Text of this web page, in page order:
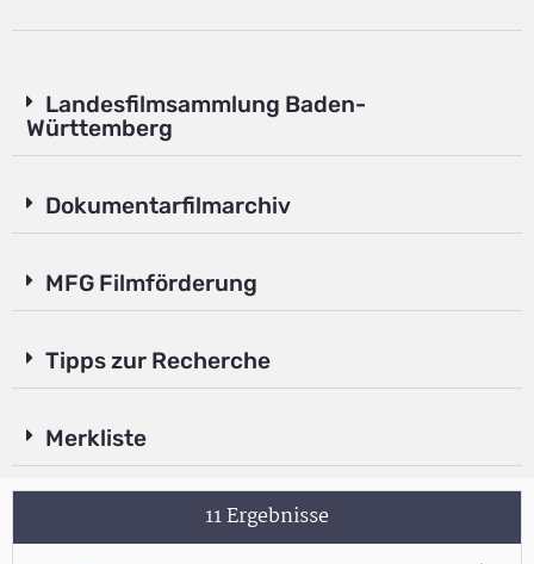
Landesfilmsammlung Baden-
Württemberg
Dokumentarfilmarchiv
MFG Filmförderung
Tipps zur Recherche
Merkliste
11 Ergebnisse